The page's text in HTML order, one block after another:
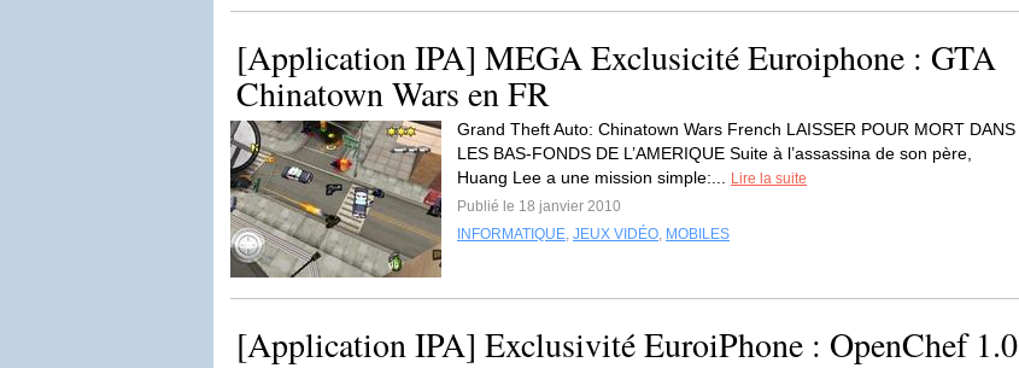
[Application IPA] MEGA Exclusicité Euroiphone : GTA
Chinatown Wars en FR
Grand Theft Auto: Chinatown Wars French LAISSER POUR MORT DANS
LES BAS-FONDS DE L’AMERIQUE Suite à l’assassina de son père,
Huang Lee a une mission simple:...
Lire la suite
Publié le 18 janvier 2010
INFORMATIQUE, JEUX VIDÉO, MOBILES
[Application IPA] Exclusivité EuroiPhone : OpenChef 1.0